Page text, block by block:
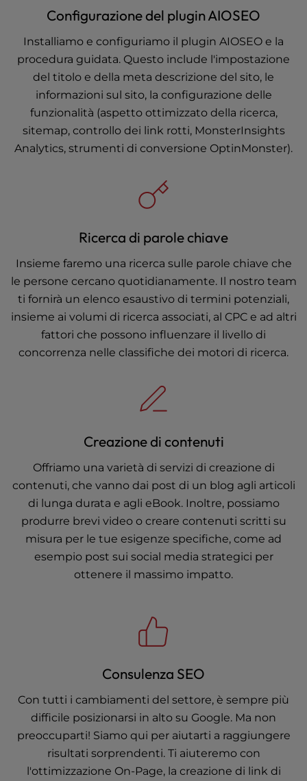
Configurazione del plugin AIOSEO
Installiamo e configuriamo il plugin AIOSEO e la
procedura guidata. Questo include l'impostazione
del titolo e della meta descrizione del sito, le
informazioni sul sito, la configurazione delle
funzionalità (aspetto ottimizzato della ricerca,
sitemap, controllo dei link rotti, MonsterInsights
Analytics, strumenti di conversione OptinMonster).
Ricerca di parole chiave
Insieme faremo una ricerca sulle parole chiave che
le persone cercano quotidianamente. Il nostro team
ti fornirà un elenco esaustivo di termini potenziali,
insieme ai volumi di ricerca associati, al CPC e ad altri
fattori che possono influenzare il livello di
concorrenza nelle classifiche dei motori di ricerca.
Creazione di contenuti
Offriamo una varietà di servizi di creazione di
contenuti, che vanno dai post di un blog agli articoli
di lunga durata e agli eBook. Inoltre, possiamo
produrre brevi video o creare contenuti scritti su
misura per le tue esigenze specifiche, come ad
esempio post sui social media strategici per
ottenere il massimo impatto.
Consulenza SEO
Con tutti i cambiamenti del settore, è sempre più
difficile posizionarsi in alto su Google. Ma non
preoccuparti! Siamo qui per aiutarti a raggiungere
risultati sorprendenti. Ti aiuteremo con
l'ottimizzazione On-Page, la creazione di link di